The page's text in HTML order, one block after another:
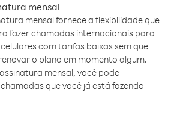
mensal
mensal fornece a flexibilidade que
fazer chamadas internacionais para
com tarifas baixas sem que
o plano em momento algum.
mensal, você pode
que você já está fazendo